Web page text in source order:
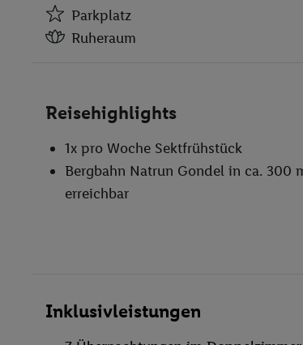
Parkplatz
Ruheraum
Dampfbad
Restaurant
Reisehighlights
1x pro Woche Sektfrühstück
Bergbahn Natrun Gondel in ca. 300
erreichbar
Inklusivleistungen